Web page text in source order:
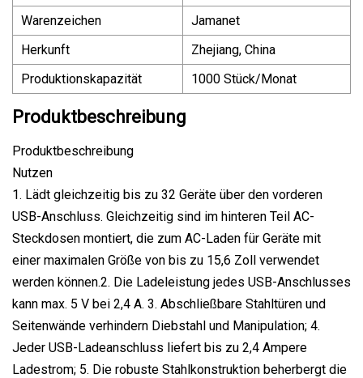
Warenzeichen
Jamanet
Herkunft
Zhejiang, China
Produktionskapazität
1000 Stück/Monat
Produktbeschreibung
Produktbeschreibung
Nutzen
1. Lädt gleichzeitig bis zu 32 Geräte über den vorderen
USB-Anschluss. Gleichzeitig sind im hinteren Teil AC-
Steckdosen montiert, die zum AC-Laden für Geräte mit
einer maximalen Größe von bis zu 15,6 Zoll verwendet
werden können.2. Die Ladeleistung jedes USB-Anschlusses
kann max. 5 V bei 2,4 A. 3. Abschließbare Stahltüren und
Seitenwände verhindern Diebstahl und Manipulation; 4.
Jeder USB-Ladeanschluss liefert bis zu 2,4 Ampere
Ladestrom; 5. Die robuste Stahlkonstruktion beherbergt die